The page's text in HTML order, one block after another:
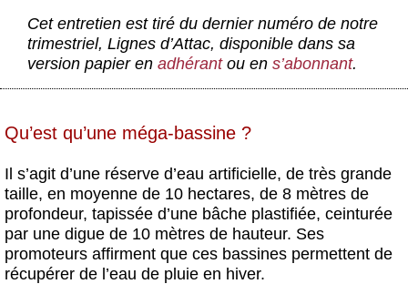
Cet entretien est tiré du dernier numéro de notre
trimestriel, Lignes d’Attac, disponible dans sa
version papier en adhérantou en s’abonnant.
Qu’est qu’une méga-bassine ?
Il s’agit d’une réserve d’eau artificielle, de très grande
taille, en moyenne de 10 hectares, de 8 mètres de
profondeur, tapissée d’une bâche plastifiée, ceinturée
par une digue de 10 mètres de hauteur. Ses
promoteurs affirment que ces bassines permettent de
récupérer de l’eau de pluie en hiver.